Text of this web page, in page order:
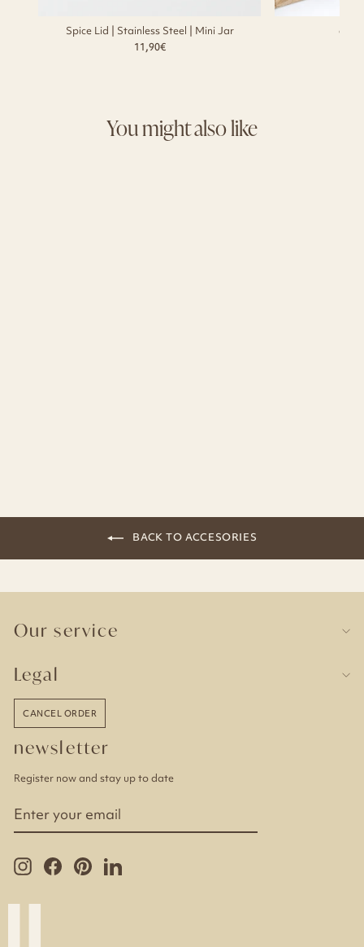
Spice Lid | Stainless Steel | Mini Jar
11,90€
You might also like
BACK TO ACCESORIES
Our service
Legal
CANCEL ORDER
newsletter
Register now and stay up to date
YOUR
InstagramFacebookPinterest